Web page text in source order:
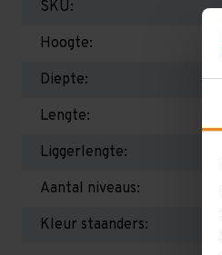
SKU:
Hoogte:
Diepte:
Lengte:
Liggerlengte:
Aantal niveaus:
Kleur staanders: